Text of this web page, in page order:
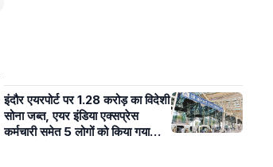
इंदौर एयरपोर्ट पर 1.28 करोड़ का विदेशी
सोना जब्त, एयर इंडिया एक्सप्रेस
कर्मचारी समेत 5 लोगों को किया गया